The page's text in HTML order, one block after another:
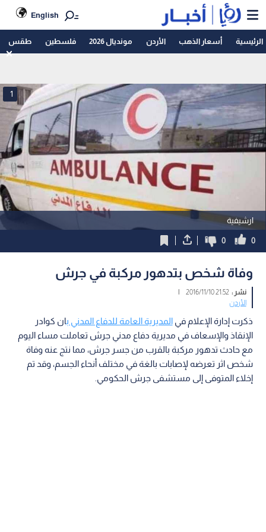
English
الرئيسية أسعار الذهب الأردن مونديال 2026 فلسطين طقس
ارشيفية
1
0
0
وفاة شخص بتدهور مركبة في جرش
نشر :21:52 2016/11/10
|
الأردن
ذكرت إدارة الإعلام فيالمديرية العامة للدفاع المدني بان كوادر
الإنقاذ والإسعاف في مديرية دفاع مدني جرش تعاملت مساء اليوم
مع حادث تدهور مركبة بالقرب من جسر جرش، مما نتج عنه وفاة
شخص اثر تعرضه لإصابات بالغة في مختلف أنحاء الجسم، وقد تم
إخلاء المتوفى إلى مستشفى جرش الحكومي.